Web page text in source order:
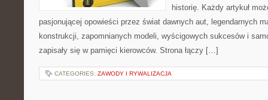
historię. Każdy artykuł
pasjonującej opowieści przez świat dawnych aut, legendarnych
konstrukcji, zapomnianych modeli, wyścigowych sukcesów i
zapisały się w pamięci kierowców. Strona łączy […]
CATEGORIES: ZAWODY I RYWALIZACJA